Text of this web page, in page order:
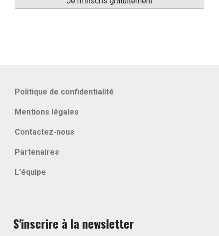
Politique de confidentialité
Mentions légales
Contactez-nous
Partenaires
L'équipe
S'inscrire à la newsletter